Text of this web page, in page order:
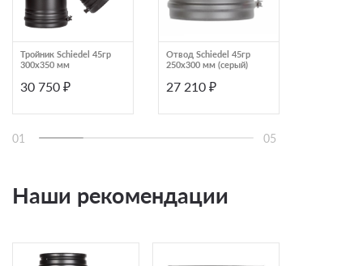
Тройник Schiedel 45гр
300х350 мм
30 750 ₽
Отвод Schiedel 45гр
250х300 мм (серый)
27 210 ₽
01 05
Наши рекомендации